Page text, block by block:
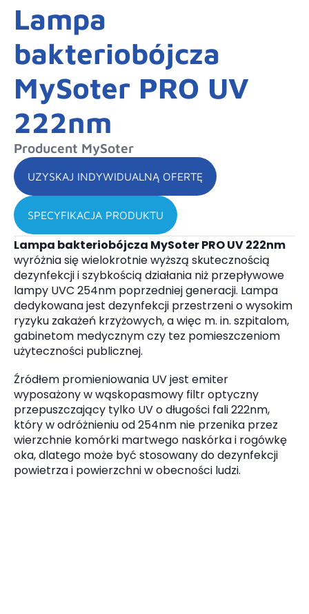
Lampa
bakteriobójcza
MySoter PRO UV
222nm
Producent MySoter
UZYSKAJ INDYWIDUALNĄ OFERTĘ
SPECYFIKACJA PRODUKTU
Lampa bakteriobójcza MySoter PRO UV 222nm
wyróżnia się wielokrotnie wyższą skutecznością
dezynfekcji i szybkością działania niż przepływowe
lampy UVC 254nm poprzedniej generacji. Lampa
dedykowana jest dezynfekcji przestrzeni o wysokim
ryzyku zakażeń krzyżowych, a więc m. in. szpitalom,
gabinetom medycznym czy tez pomieszczeniom
użyteczności publicznej.
Źródłem promieniowania UV jest emiter
wyposażony w wąskopasmowy filtr optyczny
przepuszczający tylko UV o długości fali 222nm,
który w odróżnieniu od 254nm nie przenika przez
wierzchnie komórki martwego naskórka i rogówkę
oka, dlatego może być stosowany do dezynfekcji
powietrza i powierzchni w obecności ludzi.